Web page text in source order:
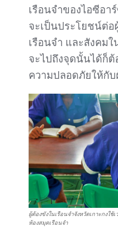
เรือนจำของไอซีอา
จะเป็นประโยชน์ต่อ
เรือนจำ และสังคม
จะไปถึงจุดนั้นได้ก็
ความปลอดภัยให้กับ
ผู้ต้องขังในเรือนจำจังหวัดเกาะกงใ
ห้องสมุดเรือนจำ